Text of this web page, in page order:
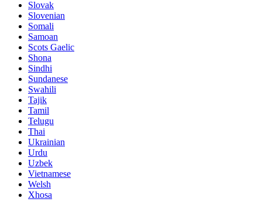
Slovak
Slovenian
Somali
Samoan
Scots Gaelic
Shona
Sindhi
Sundanese
Swahili
Tajik
Tamil
Telugu
Thai
Ukrainian
Urdu
Uzbek
Vietnamese
Welsh
Xhosa